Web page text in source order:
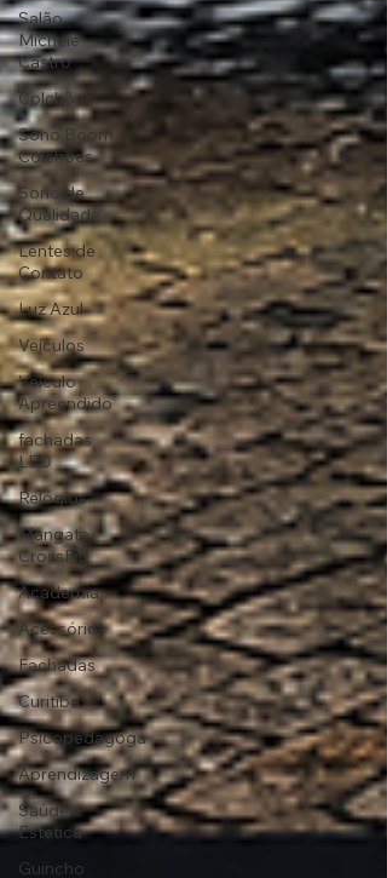
Salão
Michele
Castro
Colchões
Sono Boom
Colchões
Sono de
Qualidade
Lentes de
Contato
Luz Azul
Veículos
Veículo
Apreendido
fachadas
LED
Relógios
Mangata
CrossFit
Academia
Acessórios
Fachadas
Curitiba
Psicopedagoga
Aprendizagem
Saúde e
Estética
Guincho